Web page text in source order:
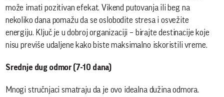
može imati pozitivan efekat. Vikend putovanja ili beg na
nekoliko dana pomažu da se oslobodite stresa i osvežite
energiju. Ključ je u dobroj organizaciji – birajte destinacije koje
nisu previše udaljene kako biste maksimalno iskoristili vreme.
Srednje dug odmor (7-10 dana)
Mnogi stručnjaci smatraju da je ovo idealna dužina odmora.